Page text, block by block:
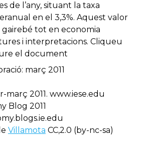
de l’any, situant la taxa
en el 3,3%. Aquest valor
tot en economia
i interpretacions. Cliqueu
el document
març 2011
març 2011. www.iese.edu
Blog 2011
Villamota CC,2.0 (by-nc-sa)